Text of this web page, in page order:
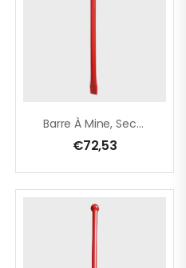
Barre À Mine, Section Ronde Ø 28 Mm – Boule/burin – 1200 Mm
€72,53